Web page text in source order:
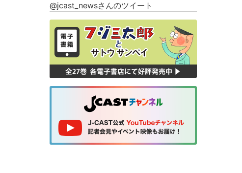
@jcast_newsさんのツイート